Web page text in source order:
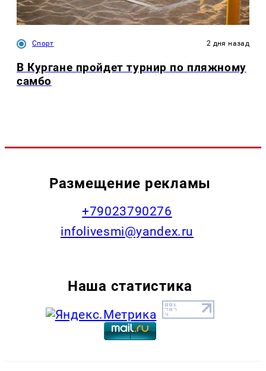
Спорт 2 дня назад
В Кургане пройдет турнир по пляжному
самбо
Размещение рекламы
+79023790276
infolivesmi@yandex.ru
Наша статистика